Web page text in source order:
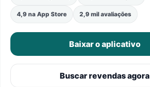
4,9 na App Store 2,9 mil avaliações
Baixar o aplicativo
Buscar revendas agora